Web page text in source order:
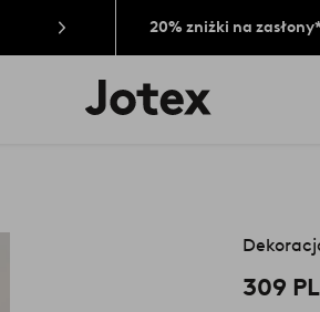
20% zniżki na
Logo
Jotex
309